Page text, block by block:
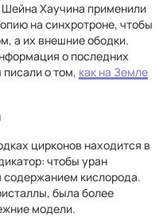
Хаучина применили
на синхротроне, чтобы
а их внешние ободки.
о последних
о том, как на Земле
цирконов находится в
чтобы уран
кислорода.
была более
модели.